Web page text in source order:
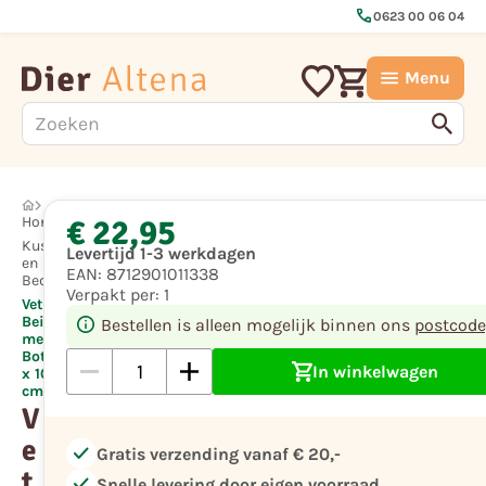
call0623 00 06 04
Menu
Hond
Kussens
en
Bedden
Vetbed
Beige
met
Bot 75
x 100
cm
V
e
€ 22,95
Levertijd 1-3 werkdagen
EAN: 8712901011338
Verpakt per: 1
Bestellen is alleen mogelijk binnen ons
In winkelwagen
check Gratis verzending vanaf € 20,-